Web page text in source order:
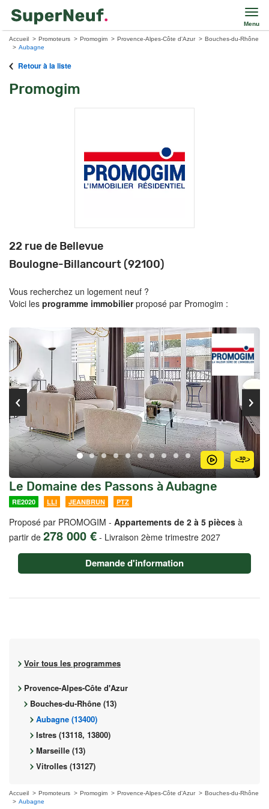
Menu
Accueil Promoteurs Promogim Provence-Alpes-Côte d'Azur
Bouches-du-Rhône
Aubagne
Retour à la liste
Promogim
22 rue de Bellevue
Boulogne-Billancourt (92100)
Vous recherchez un logement neuf ?
Voici les programme immobilierproposé par Promogim :
Le Domaine des Passons à Aubagne
RE2020 LLI JEANBRUN PTZ
Proposé par PROMOGIM - Appartements de 2 à 5 pièces à
partir de 278 000 € - Livraison 2ème trimestre 2027
Demande d'information
Voir tous les programmes
Provence-Alpes-Côte d'Azur
Bouches-du-Rhône (13)
Aubagne (13400)
Istres (13118, 13800)
Marseille (13)
Vitrolles (13127)
Accueil Promoteurs Promogim Provence-Alpes-Côte d'Azur
Bouches-du-Rhône
Aubagne